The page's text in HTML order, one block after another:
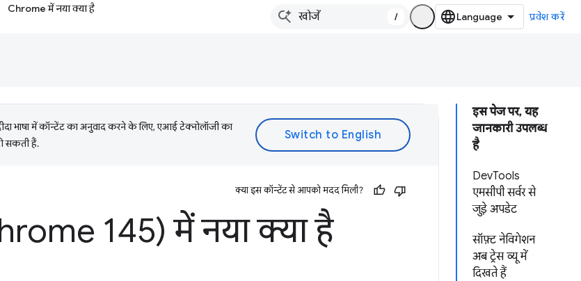
Chrome में नया क्या है
/ प्रवेश करें
इस पेज पर, यह
जानकारी उपलब्ध
है
DevTools
एमसीपी सर्वर से
जुड़े अपडेट
सॉफ़्ट नेविगेशन
अब ट्रेस व्यू में
दिखते हैं
भाषा में कॉन्टेंट का अनुवाद करने के लिए, एआई टेक्नोलॉजी का
सकती हैं.
क्या इस कॉन्टेंट से आपको मदद मिली?
145) में नया क्या है